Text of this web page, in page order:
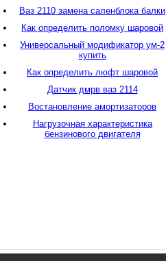
Ваз 2110 замена саленблока балки
Как определить поломку шаровой
Универсальный модификатор ум-2
купить
Как определить люфт шаровой
Датчик дмрв ваз 2114
Востановление амортизаторов
Нагрузочная характеристика
бензинового двигателя